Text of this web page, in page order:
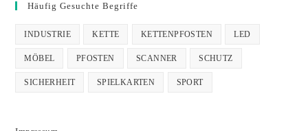
Häufig Gesuchte Begriffe
INDUSTRIE KETTE KETTENPFOSTEN LED
MÖBEL PFOSTEN SCANNER SCHUTZ
SICHERHEIT SPIELKARTEN SPORT